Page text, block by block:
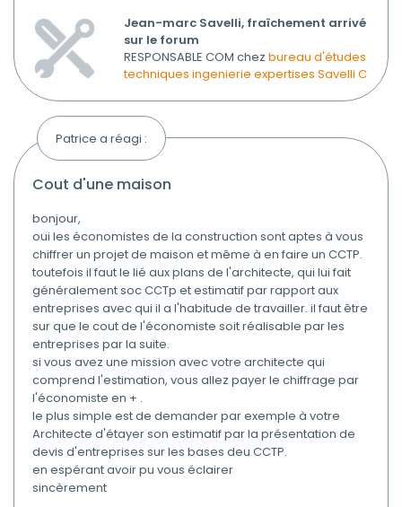
Jean-marc Savelli, fraîchement arrivé
sur le forum
RESPONSABLE COM chez bureau d'études
techniques ingenierie expertises Savelli C
Patrice a réagi :
cout d'une maison
bonjour,
oui les économistes de la construction sont aptes à vous
chiffrer un projet de maison et même à en faire un CCTP.
toutefois il faut le lié aux plans de l'architecte, qui lui fait
généralement soc CCTp et estimatif par rapport aux
entreprises avec qui il a l'habitude de travailler. il faut être
sur que le cout de l'économiste soit réalisable par les
entreprises par la suite.
si vous avez une mission avec votre architecte qui
comprend l'estimation, vous allez payer le chiffrage par
l'économiste en + .
le plus simple est de demander par exemple à votre
Architecte d'étayer son estimatif par la présentation de
devis d'entreprises sur les bases deu CCTP.
en espérant avoir pu vous éclairer
sincèrement